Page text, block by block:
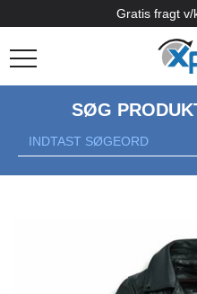
Gratis fragt v/
SØG